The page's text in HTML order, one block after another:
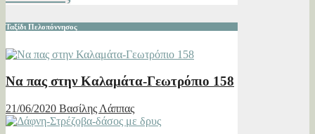
Ταξίδι Πελοπόννησος
Να πας στην Καλαμάτα-Γεωτρόπιο 158
21/06/2020 Βασίλης Λάππας